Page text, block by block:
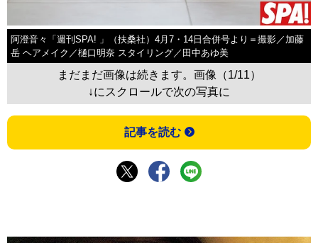
阿澄音々「週刊SPA! 」（扶桑社）4月7・14日合併号より＝撮影／加藤
岳 ヘアメイク／樋口明奈 スタイリング／田中あゆ美
まだまだ画像は続きます。画像（1/11）
↓にスクロールで次の写真に
記事を読む